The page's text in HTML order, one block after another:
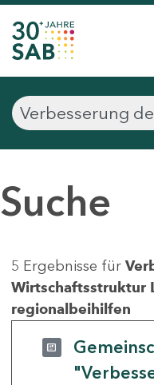
Suche
5 Ergebnisse für
Wirtschaftsstruktur
regionalbeihilfen